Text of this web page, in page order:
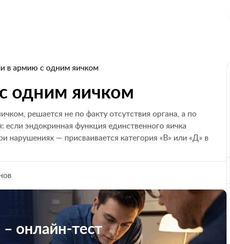
в армию с одним яичком
одним яичком
решается не по факту отсутствия органа, а по
если эндокринная функция единственного яичка
нарушениях — присваивается категория «В» или «Д» в
онлайн-тест